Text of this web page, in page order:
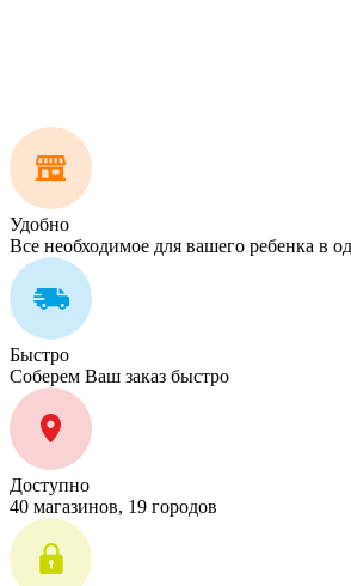
Удобно
Все необходимое для вашего ребенка в
Быстро
Соберем Ваш заказ быстро
Доступно
40 магазинов, 19 городов